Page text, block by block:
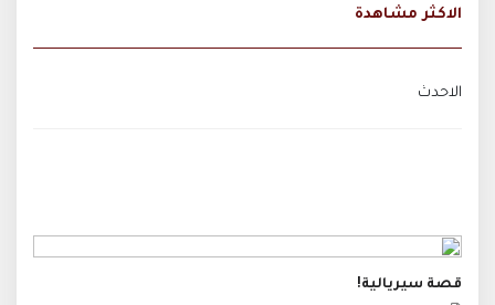
الاكثر مشاهدة
الاحدث
قصة سيريالية!